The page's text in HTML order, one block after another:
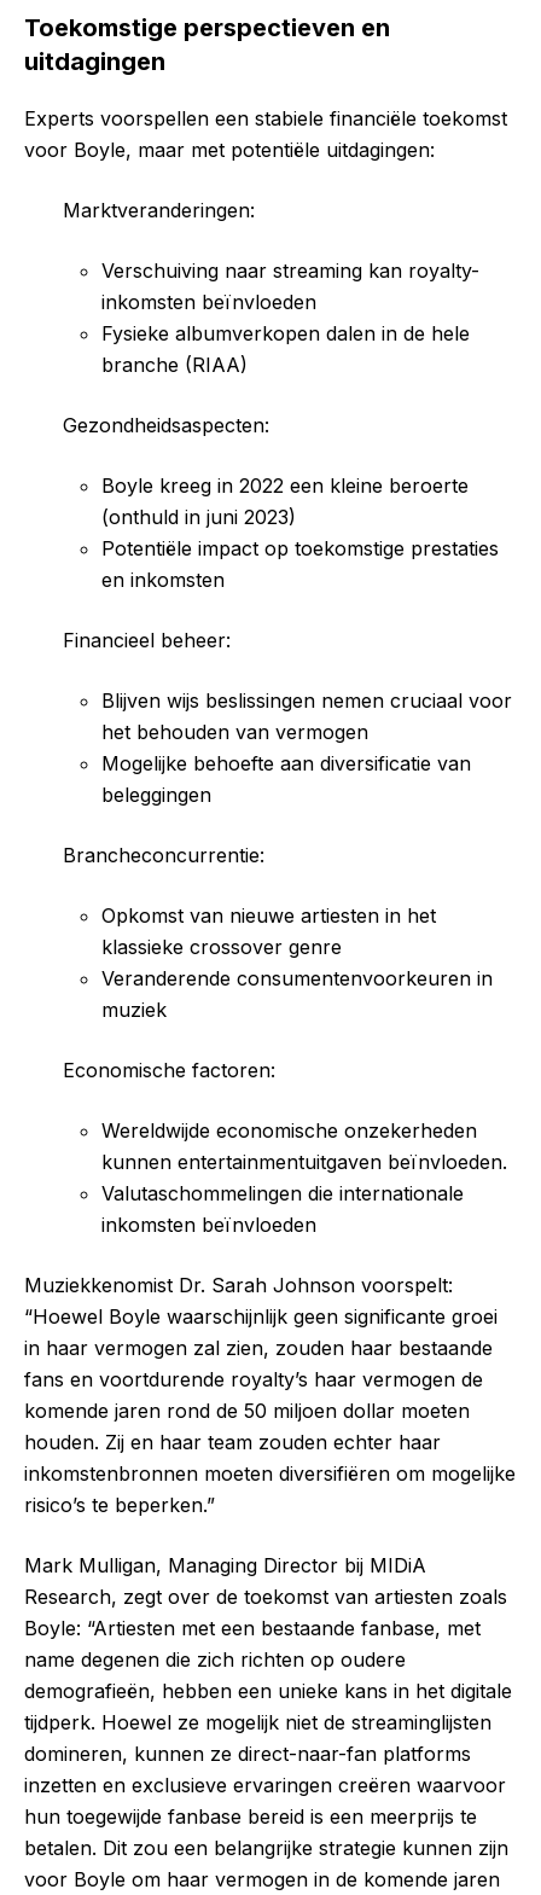
Toekomstige perspectieven en
uitdagingen
Experts voorspellen een stabiele financiële toekomst
voor Boyle, maar met potentiële uitdagingen:
Marktveranderingen:
Verschuiving naar streaming kan royalty-
inkomsten beïnvloeden
Fysieke albumverkopen dalen in de hele
branche (RIAA)
Gezondheidsaspecten:
Boyle kreeg in 2022 een kleine beroerte
(onthuld in juni 2023)
Potentiële impact op toekomstige prestaties
en inkomsten
Financieel beheer:
Blijven wijs beslissingen nemen cruciaal voor
het behouden van vermogen
Mogelijke behoefte aan diversificatie van
beleggingen
Brancheconcurrentie:
Opkomst van nieuwe artiesten in het
klassieke crossover genre
Veranderende consumentenvoorkeuren in
muziek
Economische factoren:
Wereldwijde economische onzekerheden
kunnen entertainmentuitgaven beïnvloeden.
Valutaschommelingen die internationale
inkomsten beïnvloeden
Muziekkenomist Dr. Sarah Johnson voorspelt:
“Hoewel Boyle waarschijnlijk geen significante groei
in haar vermogen zal zien, zouden haar bestaande
fans en voortdurende royalty’s haar vermogen de
komende jaren rond de 50 miljoen dollar moeten
houden. Zij en haar team zouden echter haar
inkomstenbronnen moeten diversifiëren om mogelijke
risico’s te beperken.”
Mark Mulligan, Managing Director bij MIDiA
Research, zegt over de toekomst van artiesten zoals
Boyle: “Artiesten met een bestaande fanbase, met
name degenen die zich richten op oudere
demografieën, hebben een unieke kans in het digitale
tijdperk. Hoewel ze mogelijk niet de streaminglijsten
domineren, kunnen ze direct-naar-fan platforms
inzetten en exclusieve ervaringen creëren waarvoor
hun toegewijde fanbase bereid is een meerprijs te
betalen. Dit zou een belangrijke strategie kunnen zijn
voor Boyle om haar vermogen in de komende jaren